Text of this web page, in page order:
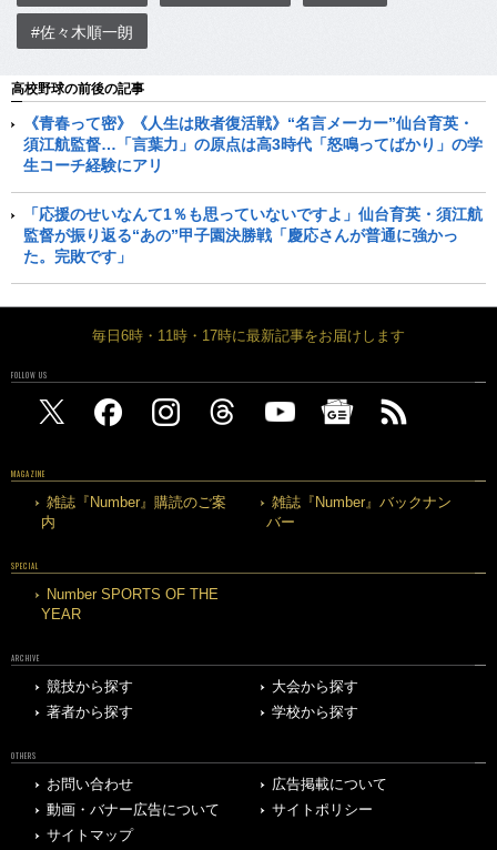
#佐々木順一朗
高校野球の前後の記事
《青春って密》《人生は敗者復活戦》“名言メーカー”仙台育英・
須江航監督…「言葉力」の原点は高3時代「怒鳴ってばかり」の学
生コーチ経験にアリ
「応援のせいなんて1％も思っていないですよ」仙台育英・須江航
監督が振り返る“あの”甲子園決勝戦「慶応さんが普通に強かっ
た。完敗です」
毎日6時・11時・17時に最新記事をお届けします
FOLLOW US
MAGAZINE
雑誌『Number』購読のご案
内
雑誌『Number』バックナン
バー
SPECIAL
Number SPORTS OF THE
YEAR
ARCHIVE
競技から探す
大会から探す
著者から探す
学校から探す
OTHERS
お問い合わせ
広告掲載について
動画・バナー広告について
サイトポリシー
サイトマップ